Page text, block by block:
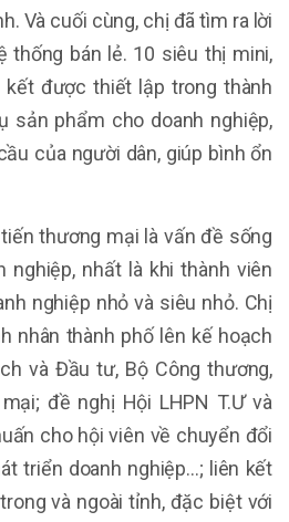
Và cuối cùng, chị đã tìm ra lời
thống bán lẻ. 10 siêu thị mini,
được thiết lập trong thành
sản phẩm cho doanh nghiệp,
của người dân, giúp bình ổn
thương mại là vấn đề sống
nghiệp, nhất là khi thành viên
nghiệp nhỏ và siêu nhỏ. Chị
nhân thành phố lên kế hoạch
và Đầu tư, Bộ Công thương,
đề nghị Hội LHPN T.Ư và
cho hội viên về chuyển đổi
triển doanh nghiệp…; liên kết
và ngoài tỉnh, đặc biệt với